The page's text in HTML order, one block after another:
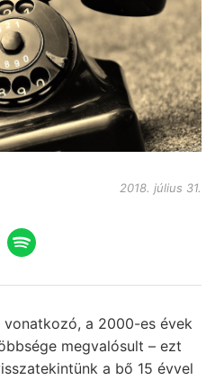
2018. július 31.
a 2000-es évek
megvalósult – ezt
a bő 15 évvel